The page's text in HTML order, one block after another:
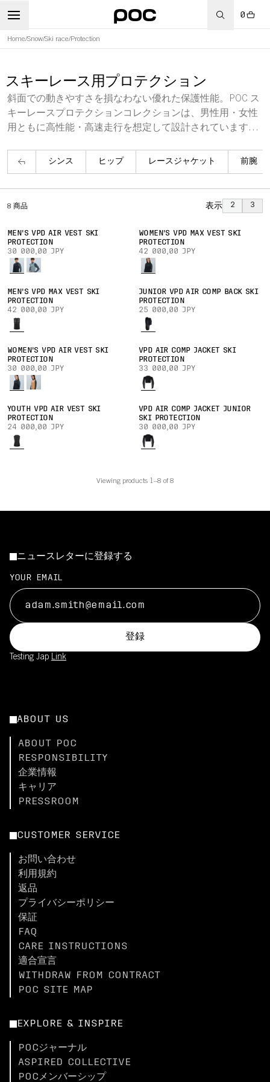
0
Home/Snow/Ski race/Protection
スキーレース用プロテクション
斜面での動きやすさを損なわない優れた保護性能。POC ス
キーレースプロテクションコレクションは、男性用・女性
用ともに高性能・高速走行を想定して設計されています。
上半身・下半身の追加保護機能を備えたウェアが含まれま
す。
シンス ヒップ レースジャケット 前腕
8 商品 表示 2 3
MEN'S VPD AIR VEST SKI
PROTECTION
30 000,00 JPY
WOMEN'S VPD MAX VEST SKI
PROTECTION
42 000,00 JPY
MEN'S VPD MAX VEST SKI
PROTECTION
42 000,00 JPY
JUNIOR VPD AIR COMP BACK SKI
PROTECTION
25 000,00 JPY
WOMEN'S VPD AIR VEST SKI
PROTECTION
30 000,00 JPY
VPD AIR COMP JACKET SKI
PROTECTION
33 000,00 JPY
YOUTH VPD AIR VEST SKI
PROTECTION
24 000,00 JPY
VPD AIR COMP JACKET JUNIOR
SKI PROTECTION
30 000,00 JPY
Viewing products 1–8 of 8
ニュースレターに登録する
YOUR EMAIL
登録
Testing Jap Link
ABOUT US
ABOUT POC
RESPONSIBILITY
企業情報
キャリア
PRESSROOM
CUSTOMER SERVICE
お問い合わせ
利用規約
返品
プライバシーポリシー
保証
FAQ
CARE INSTRUCTIONS
適合宣言
WITHDRAW FROM CONTRACT
POC SITE MAP
EXPLORE & INSPIRE
POCジャーナル
ASPIRED COLLECTIVE
POCメンバーシップ